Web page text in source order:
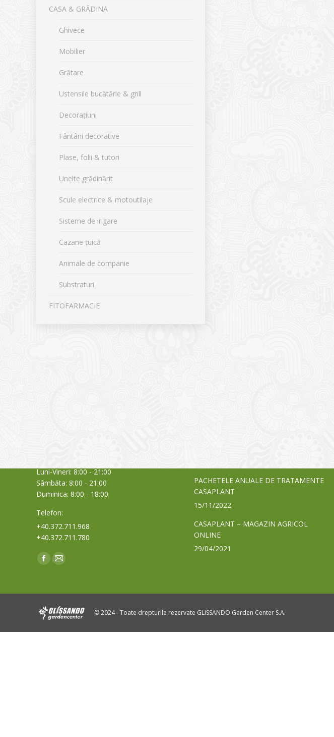
CASA & GRĂDINA
Ghivece
Mobilier
Grătare
Ustensile bucătărie & grill
Decorațiuni
Fântâni decorative
Plase, folii & tutori
Unelte grădinărit
Scule electrice & motoutilaje
Sisteme de irigare
Cazane țuică
Animale de companie
Substraturi
FITOFARMACIE
Luni-Vineri: 8:00 - 21:00
Sâmbăta: 8:00 - 21:00
Duminica: 8:00 - 18:00
Telefon:
+40.372.711.968
+40.372.711.780
Find us on:
Facebook
new
Mail
new
PACHETELE ANUALE DE TRATAMENTE
CASAPLANT
15/11/2022
CASAPLANT – MAGAZIN AGRICOL
ONLINE
29/04/2021
© 2024 - Toate drepturile rezervate GLISSANDO Garden Center S.A.